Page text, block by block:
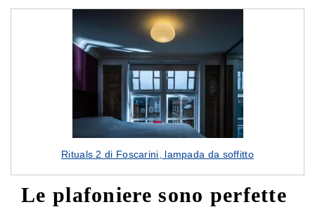
Rituals 2 di Foscarini, lampada da soffitto
Le plafoniere sono perfette